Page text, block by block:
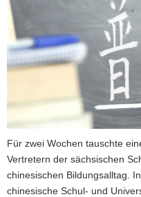
v
i
g
a
i
Für zwei Wochen tauschte
Vertretern der sächsischen
chinesischen Bildungsalltag.
chinesische Schul- und